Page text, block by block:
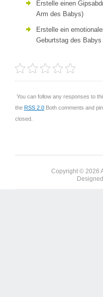
Erstelle einen
Arm des Babys)
Erstelle ein
Geburtstag des Babys
You can follow any responses to
the RSS 2.0 Both comments and
closed.
Copyright © 2026